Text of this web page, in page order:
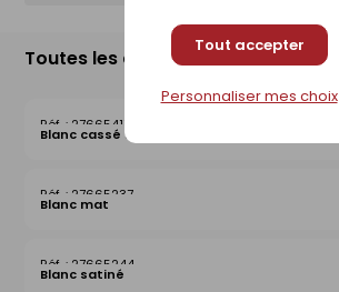
Tout accepter
Personnaliser mes choix
Toutes les déclinaisons
27665411
Blanc cassé satiné
27665237
Blanc mat
27665244
Blanc satiné